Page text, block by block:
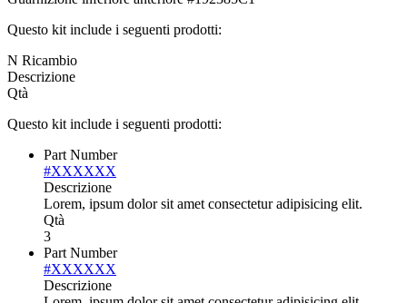
Questo kit include i seguenti prodotti:
N Ricambio
Descrizione
Qtà
Questo kit include i seguenti prodotti:
Part Number
#XXXXXX
Descrizione
Lorem, ipsum dolor sit amet consectetur adipisicing elit.
Qtà
3
Part Number
#XXXXXX
Descrizione